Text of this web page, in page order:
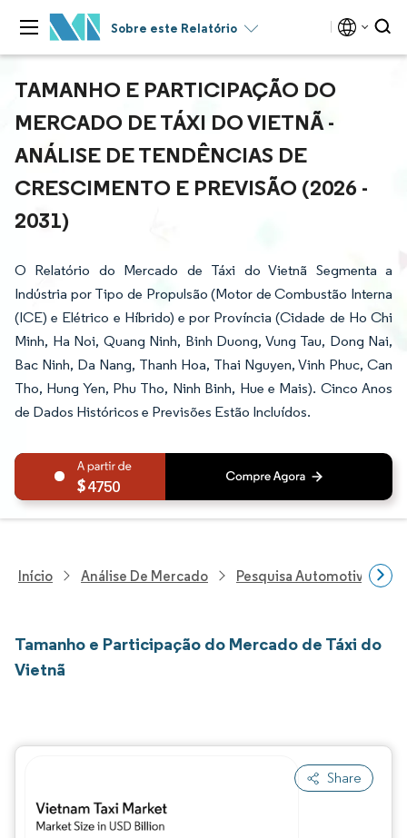
Sobre este Relatório
TAMANHO E PARTICIPAÇÃO DO
MERCADO DE TÁXI DO VIETNÃ -
ANÁLISE DE TENDÊNCIAS DE
CRESCIMENTO E PREVISÃO (2026 -
2031)
O Relatório do Mercado de Táxi do Vietnã Segmenta a
Indústria por Tipo de Propulsão (Motor de Combustão Interna
(ICE) e Elétrico e Híbrido) e por Província (Cidade de Ho Chi
Minh, Ha Noi, Quang Ninh, Binh Duong, Vung Tau, Dong Nai,
Bac Ninh, Da Nang, Thanh Hoa, Thai Nguyen, Vinh Phuc, Can
Tho, Hung Yen, Phu Tho, Ninh Binh, Hue e Mais). Cinco Anos
de Dados Históricos e Previsões Estão Incluídos.
4750
Início Análise De Mercado Pesquisa Automotiva
Tamanho e Participação do Mercado de Táxi do
Vietnã
Share